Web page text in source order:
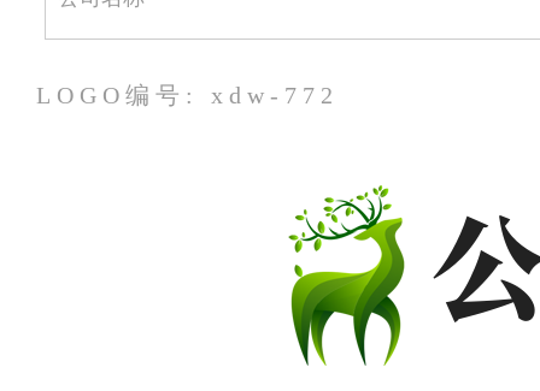
LOGO编号: xdw-772